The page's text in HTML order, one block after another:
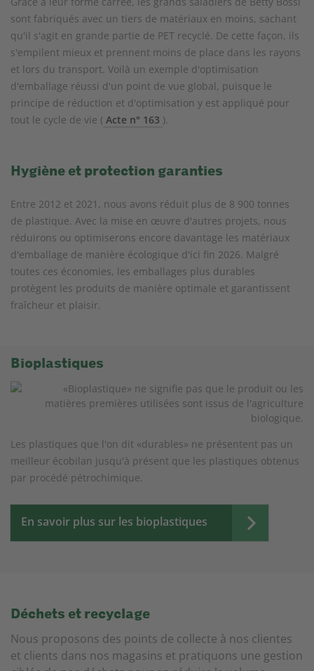
sont fabriqués avec un tiers de matériaux en moins, sachant
qu'il s'agit en grande partie de PET recyclé. De cette façon, ils
s'empilent mieux et prennent moins de place dans les rayons
et lors du transport. Voilà un exemple d'optimisation
d'emballage réussi d'un point de vue global, puisque le
principe de réduction et d'optimisation y est appliqué pour
tout le cycle de vie ( Acte n° 163 ).
Hygiène et protection garanties
Entre 2012 et 2021, nous avons réduit plus de 8 900 tonnes
de plastique. Avec la mise en œuvre d'autres projets, nous
réduirons ou optimiserons encore davantage les matériaux
d'emballage de manière écologique d'ici fin 2026. Malgré
toutes ces économies, les emballages plus durables
protègent les produits de manière optimale et garantissent
fraîcheur et plaisir.
Bioplastiques
Les plastiques que l'on dit «durables» ne présentent pas un
meilleur écobilan jusqu'à présent que les plastiques obtenus
par procédé pétrochimique.
En savoir plus sur les bioplastiques
Déchets et recyclage
Nous proposons des points de collecte à nos clientes
et clients dans nos magasins et pratiquons une gestion